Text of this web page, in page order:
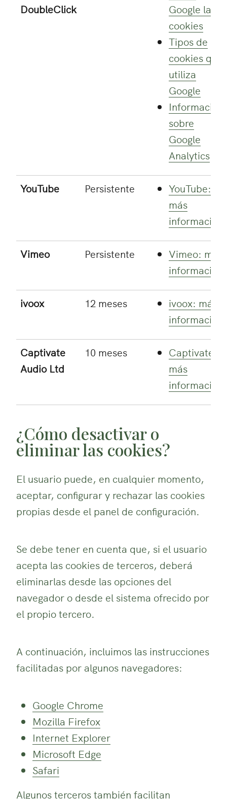
DoubleClick
Google las
cookies
Tipos de
cookies que
utiliza
Google
Información
sobre
Google
Analytics
YouTube Persistente
YouTube:
más
información
Vimeo Persistente
Vimeo: más
información
ivoox 12 meses
ivoox: más
información
Captivate
Audio Ltd
10 meses
Captivate:
más
información
¿Cómo desactivar o
eliminar las cookies?
El usuario puede, en cualquier momento,
aceptar, configurar y rechazar las cookies
propias desde el panel de configuración.
Se debe tener en cuenta que, si el usuario
acepta las cookies de terceros, deberá
eliminarlas desde las opciones del
navegador o desde el sistema ofrecido por
el propio tercero.
A continuación, incluimos las instrucciones
facilitadas por algunos navegadores:
Google Chrome
Mozilla Firefox
Internet Explorer
Microsoft Edge
Safari
Algunos terceros también facilitan